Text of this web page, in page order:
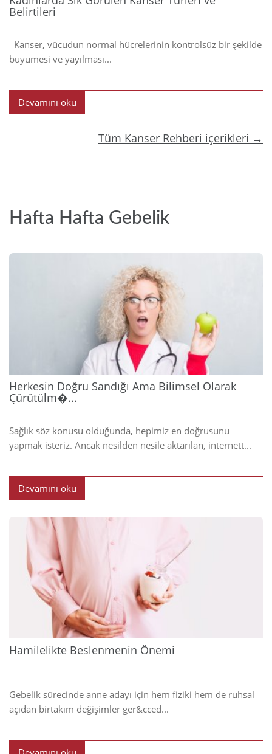
Belirtileri
Kanser, vücudun normal hücrelerinin kontrolsüz bir şekilde
büyümesi ve yayılması...
Devamını oku
Tüm Kanser Rehberi içerikleri →
Hafta Hafta Gebelik
Herkesin Doğru Sandığı Ama Bilimsel Olarak
Çürütülm�...
Sağlık söz konusu olduğunda, hepimiz en doğrusunu
yapmak isteriz. Ancak nesilden nesile aktarılan, internett...
Devamını oku
Hamilelikte Beslenmenin Önemi
Gebelik sürecinde anne adayı için hem fiziki hem de ruhsal
açıdan birtakım değişimler ger&cced...